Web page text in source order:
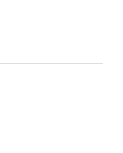
We zijn blij
ervan!